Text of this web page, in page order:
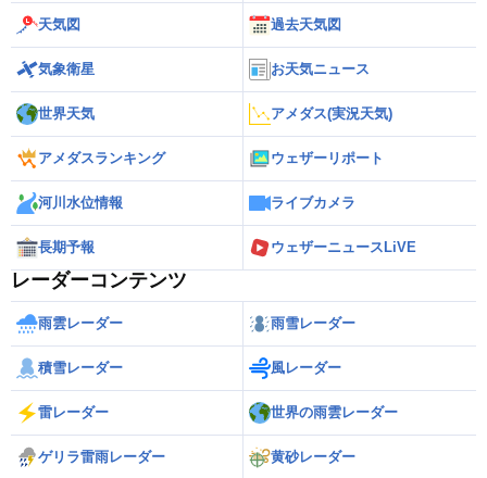
天気図 過去天気図
気象衛星 お天気ニュース
世界天気 アメダス(実況天気)
アメダスランキング ウェザーリポート
河川水位情報 ライブカメラ
長期予報 ウェザーニュースLiVE
レーダーコンテンツ
雨雲レーダー 雨雪レーダー
積雪レーダー 風レーダー
雷レーダー 世界の雨雲レーダー
ゲリラ雷雨レーダー 黄砂レーダー